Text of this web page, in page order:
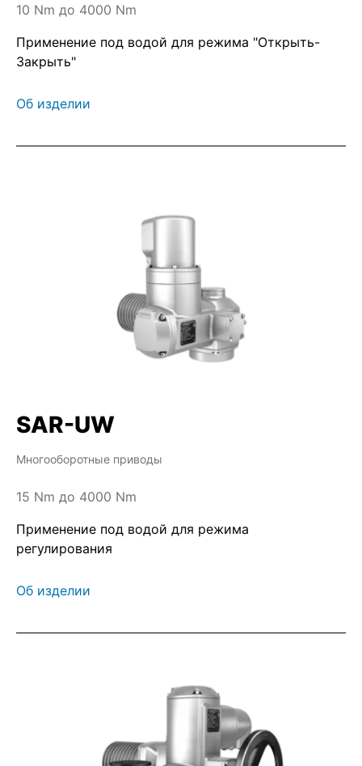
10 Nm до 4000 Nm
Применение под водой для режима "Открыть-
Закрыть"
Об изделии
SAR-UW
Многооборотные приводы
15 Nm до 4000 Nm
Применение под водой для режима
регулирования
Об изделии